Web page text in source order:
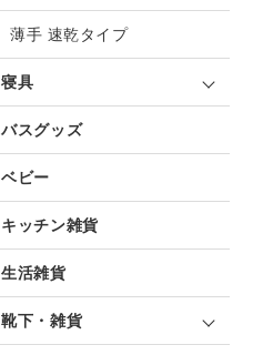
薄手 速乾タイプ
寝具
バスグッズ
ベビー
キッチン雑貨
生活雑貨
靴下・雑貨